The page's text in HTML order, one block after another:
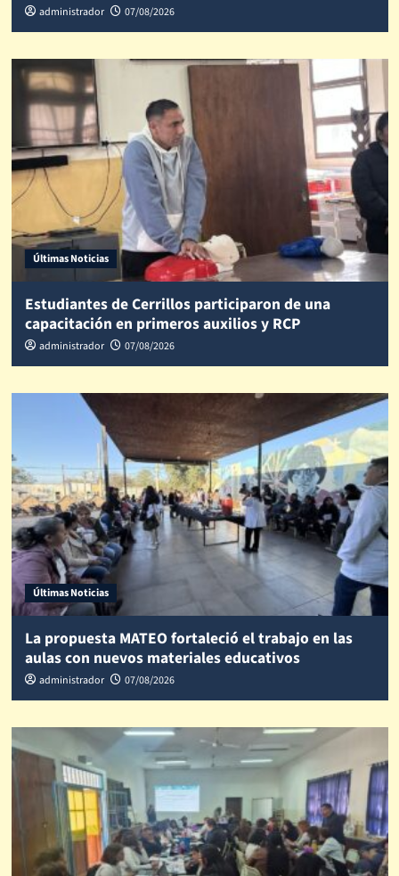
administrador 07/08/2026
Últimas Noticias
Estudiantes de Cerrillos participaron de una
capacitación en primeros auxilios y RCP
administrador 07/08/2026
Últimas Noticias
La propuesta MATEO fortaleció el trabajo en las
aulas con nuevos materiales educativos
administrador 07/08/2026